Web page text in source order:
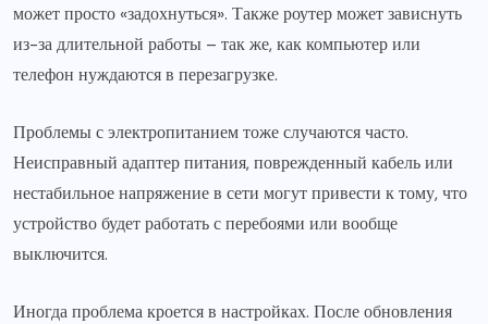
может просто «задохнуться». Также роутер может зависнуть
из-за длительной работы – так же, как компьютер или
телефон нуждаются в перезагрузке.
Проблемы с электропитанием тоже случаются часто.
Неисправный адаптер питания, поврежденный кабель или
нестабильное напряжение в сети могут привести к тому, что
устройство будет работать с перебоями или вообще
выключится.
Иногда проблема кроется в настройках. После обновления